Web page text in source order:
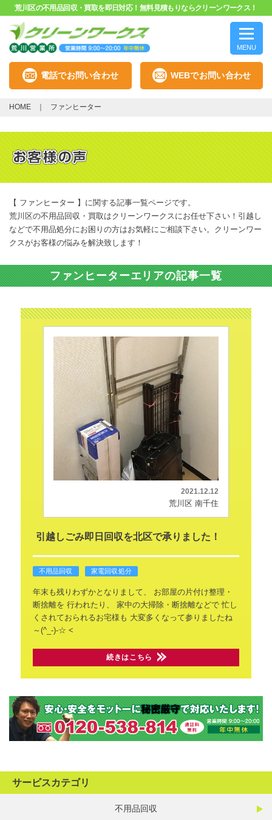
荒川区の不用品回収・買取を即日対応！無料見積もりならクリーンワークス！
MENU
電話でお問い合わせ WEBでお問い合わせ
HOME ファンヒーター
【 ファンヒーター 】に関する記事一覧ページです。
荒川区の不用品回収・買取はクリーンワークスにお任せ下さい！引越し
などで不用品処分にお困りの方はお気軽にご相談下さい。クリーンワー
クスがお客様の悩みを解決致します！
ファンヒーターエリアの記事一覧
2021.12.12
荒川区 南千住
引越しごみ即日回収を北区で承りました！
不用品回収 家電回収処分
年末も残りわずかとなりまして、
お部屋の片付け整理・
断捨離を 行われたり、 家中の大掃除・断捨離などで忙し
くされておられるお宅様も 大変多くなって参りましたね
～(^_-)-☆ <
続きはこちら
サービスカテゴリ
不用品回収